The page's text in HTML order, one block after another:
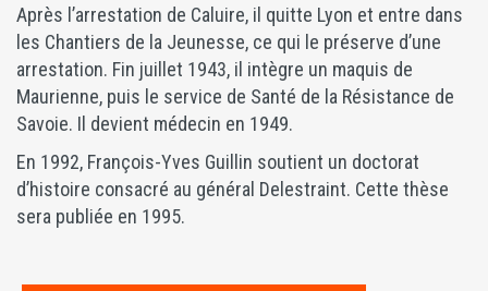
Après l’arrestation de Caluire, il quitte Lyon et entre dans
les Chantiers de la Jeunesse, ce qui le préserve d’une
arrestation. Fin juillet 1943, il intègre un maquis de
Maurienne, puis le service de Santé de la Résistance de
Savoie. Il devient médecin en 1949.
En 1992, François-Yves Guillin soutient un doctorat
d’histoire consacré au général Delestraint. Cette thèse
sera publiée en 1995.